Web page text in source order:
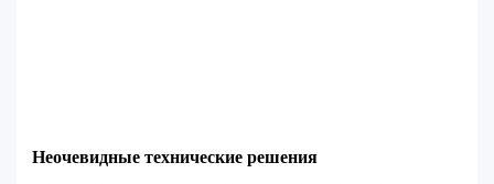
Неочевидные технические решения